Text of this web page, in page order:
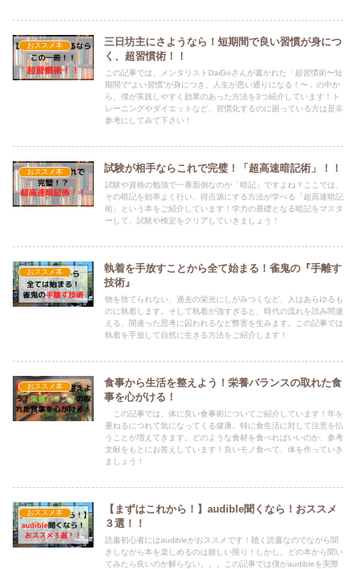
おススメ本
三日坊主にさようなら！短期間で良い習慣が身につ
く、超習慣術！！
この記事では、メンタリストDaiGoさんが書かれた「超習慣術〜短
期間で“よい習慣”が身につき、人生が思い通りになる！〜」の中か
ら、僕が実践しやすく効果のあった方法を3つ紹介しています！ト
レーニングやダイエットなど、習慣化するのに困っている方は是非
参考にしてみて下さい！
おススメ本 試験が相手ならこれで完璧！「超高速暗記術」！！
試験や資格の勉強で一番面倒なのが「暗記」ですよね？ここでは、
その暗記を効率よく行い、得点源にする方法が学べる「超高速暗記
術」という本をご紹介しています！学力の基礎となる暗記をマスタ
ーして、試験や検定をクリアしていきましょう！
おススメ本
執着を手放すことから全て始まる！雀鬼の『手離す
技術』
物を捨てられない、過去の栄光にしがみつくなど、人はあらゆるも
のに執着します。そして執着が強すぎると、時代の流れを読み間違
える、間違った思考に囚われるなど弊害を生みます。この記事では
執着を手放して自然に生きる方法をご紹介します！
おススメ本
食事から生活を整えよう！栄養バランスの取れた食
事を心がける！
この記事では、体に良い食事術についてご紹介しています！年を
重ねるにつれて気になってくる健康。特に食生活に対して注意を払
うことが増えてきます。どのような食材を食べればいいのか、参考
文献をもとにお答えしています！良いモノ食べて、体を作っていき
ましょう！
おススメ本
【まずはこれから！】audible聞くなら！おススメ
３選！！
読書初心者にはaudibleがおススメです！聴く読書なのでながら聞
きしながら本を楽しめるのは嬉しい限り！しかし、どの本から聞い
てみたら良いのか解らない。。。この記事では僕がaudibleを実際